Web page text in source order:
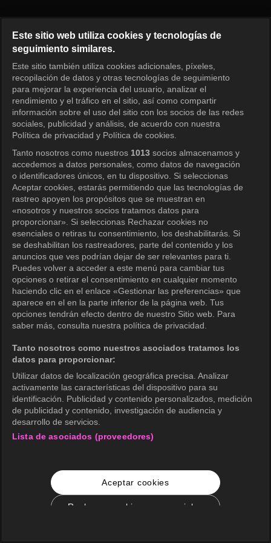
Iniciar sesión
Este sitio web utiliza cookies y tecnologías de
seguimiento similares.
Este sitio también utiliza cookies adicionales, píxeles,
recopilación de datos y otras tecnologías de seguimiento
para mejorar la experiencia del usuario, analizar el
rendimiento y el tráfico en el sitio, así como compartir
información sobre el uso del sitio con los socios de las redes
sociales, publicidad y análisis, de acuerdo con nuestra
Política de privacidad y Política de cookies.
Tanto nosotros como nuestros 1013 socios almacenamos y
accedemos a datos personales, como datos de navegación
o identificadores únicos, en tu dispositivo. Si seleccionas
Aceptar cookies, estarás permitiendo que las tecnologías de
rastreo apoyen los propósitos que se muestran en
«nosotros y nuestros socios tratamos datos para
proporcionar». Si seleccionas Rechazar cookies no
esenciales o retiras tu consentimiento, los deshabilitarás. Si
se deshabilitan los rastreadores, parte del contenido y los
anuncios que ves podrían dejar de ser relevantes para ti.
Puedes volver a acceder a este menú para cambiar tus
opciones o retirar el consentimiento en cualquier momento
haciendo clic en el enlace «Gestionar las preferencias» que
aparece en el en la parte inferior de la página web. Tus
opciones tendrán efecto dentro de nuestro Sitio web. Para
saber más, consulta nuestra política de privacidad.
Tanto nosotros como nuestros asociados tratamos los
datos para proporcionar:
Utilizar datos de localización geográfica precisa. Analizar
activamente las características del dispositivo para su
identificación. Publicidad y contenido personalizados, medición
de publicidad y contenido, investigación de audiencia y
desarrollo de servicios.
Lista de asociados (proveedores)
Aceptar cookies
Rechazar cookies no esenciales